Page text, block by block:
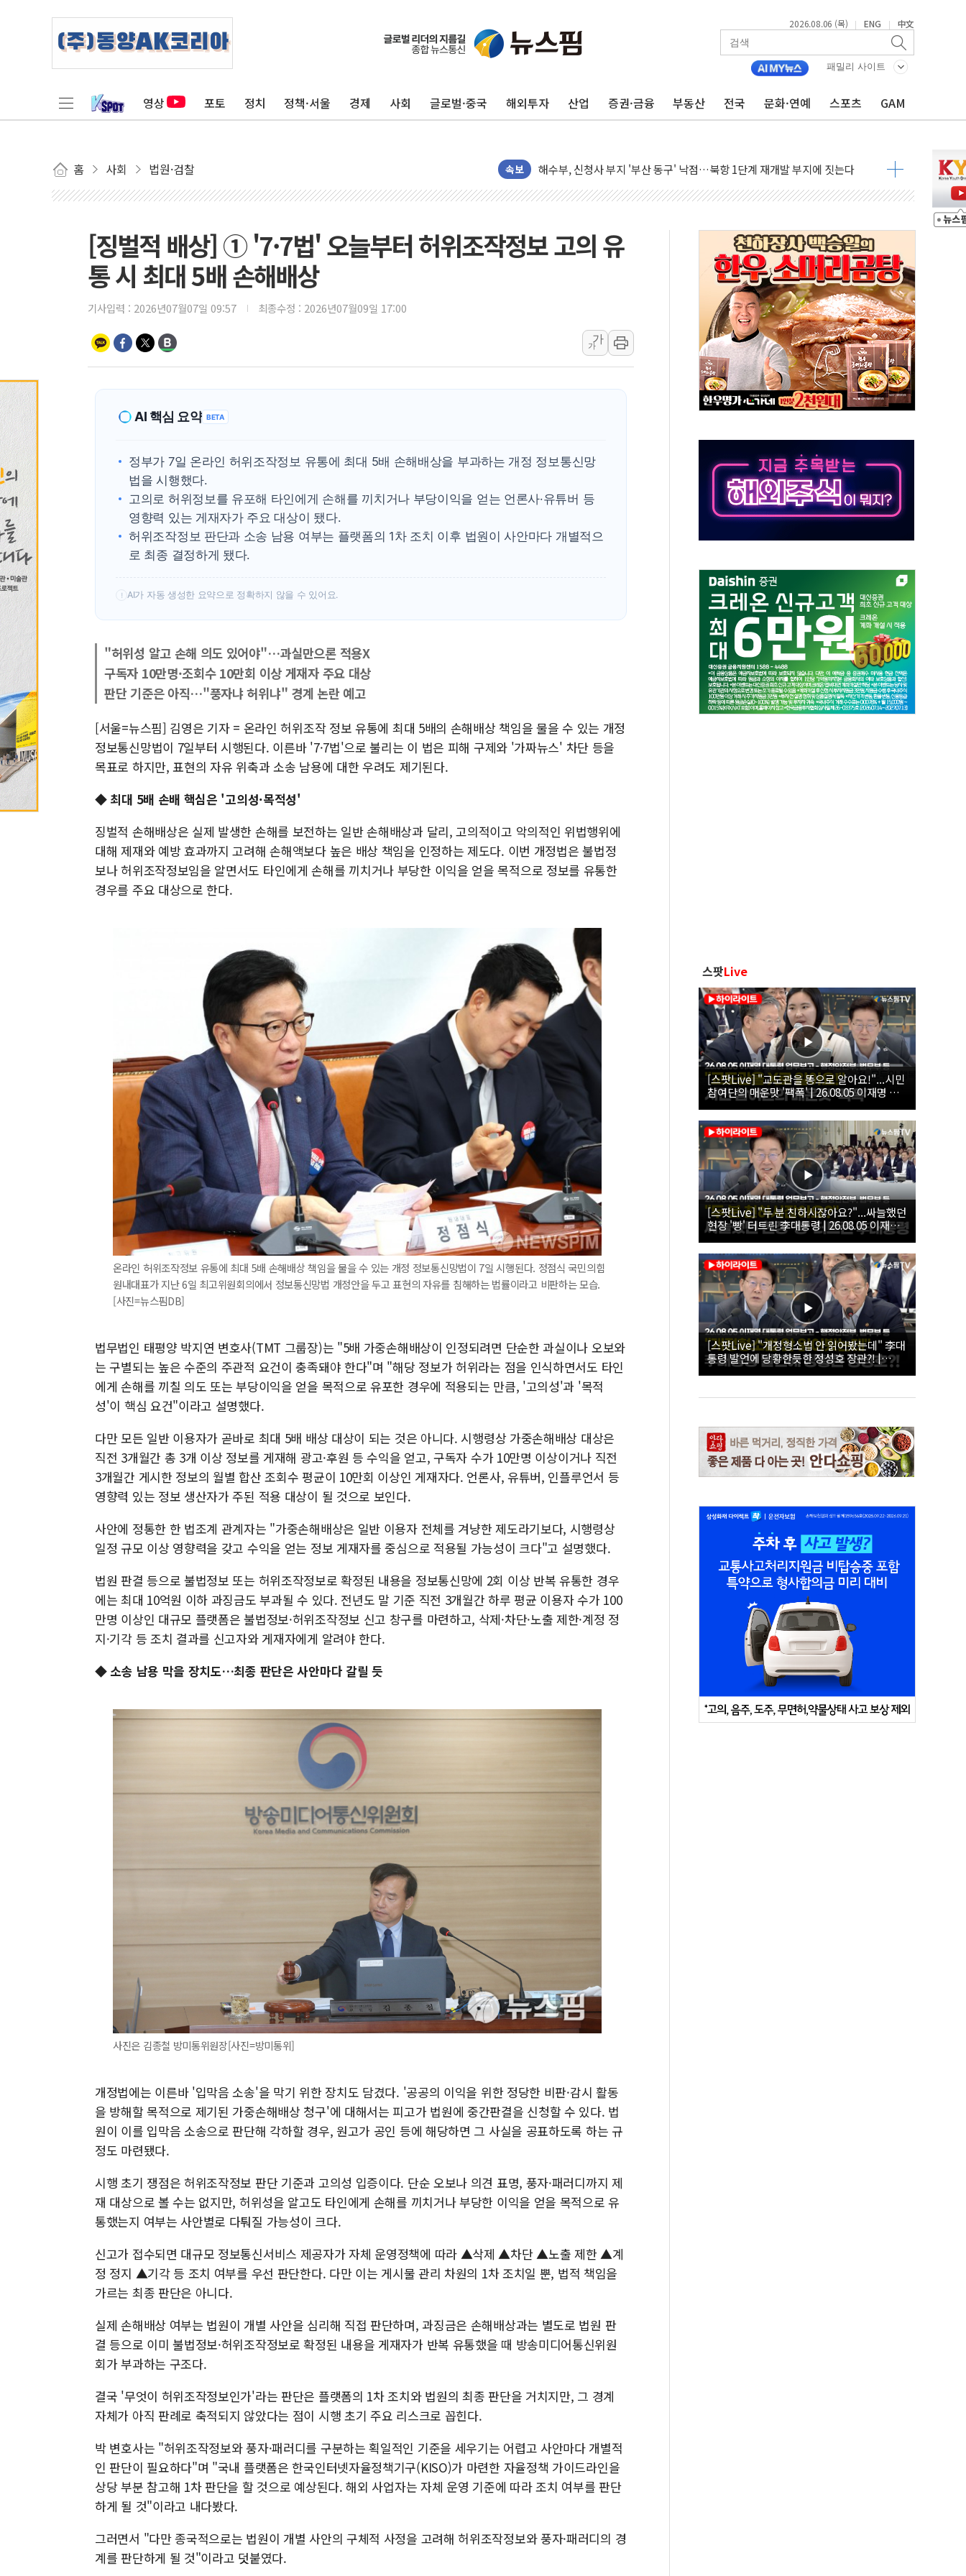
2026.08.06 (목) | ENG | 中文
패밀리 사이트
영상 포토 정치 정책·서울 경제 사회 글로벌·중국 해외투자 산업 증권·금융 부동산 전국 문화·연예 스포츠 GAM
홈 사회 법원·검찰 속보
이문아이파크자이 보류지 14가구 나왔다…'국평' 17억원대
샌디스크 매출 전망 기대 못미쳐... 시간외 거래에서 8% 하락
원희룡, 종합특검 2차 출석…"특검 위법에 단호히 대처할 것"
스타벅스, 장애인 치료비 1억 기부
디엑스앤브이엑스, 남미 공공기관과 KRNA 계약
밸류업 공시 747곳 돌파…상장사 시총 84.6% 참여
피알지에스앤텍, '스케일업 팁스 정책 지정형' 과제 선정
토스증권, 누적 가입자 수 1000만 명 돌파
바이오포트, 필리핀 S&R 멤버십쇼핑에 K-뷰티 공급
파인테크닉스, '넥센타이어 창녕공장 LED 조명 에너지 효율화 사업' 공급계약
신한투자증권, 고객 투자비용 절감 정책 확대
라온시큐어, 정부 블록체인 특성화 대학 지원사업 수행기업 선정
대신증권, 네이버웹툰과 크레온 신규 고객 대상 이벤트 실시
이억원 금융위원장 '단일종목 레버리지 ETF' 관련 피고발
이지스자산운용, 옛 분당 롯데백화점 '복합 랜드마크'로 재조성
[징벌적 배상] ① '7·7법' 오늘부터 허위조작정보 고의 유
통 시 최대 5배 손해배상
기사입력 : 2026년07월07일 09:57 최종수정 : 2026년07월09일 17:00
가
가
AI 핵심 요약 BETA
정부가 7일 온라인 허위조작정보 유통에 최대 5배 손해배상을 부과하는 개정 정보통신망
법을 시행했다.
고의로 허위정보를 유포해 타인에게 손해를 끼치거나 부당이익을 얻는 언론사·유튜버 등
영향력 있는 게재자가 주요 대상이 됐다.
허위조작정보 판단과 소송 남용 여부는 플랫폼의 1차 조치 이후 법원이 사안마다 개별적으
로 최종 결정하게 됐다.
! AI가 자동 생성한 요약으로 정확하지 않을 수 있어요.
"허위성 알고 손해 의도 있어야"…과실만으론 적용X
구독자 10만명·조회수 10만회 이상 게재자 주요 대상
판단 기준은 아직…"풍자냐 허위냐" 경계 논란 예고
[서울=뉴스핌] 김영은 기자 = 온라인 허위조작 정보 유통에 최대 5배의 손해배상 책임을 물을 수 있는 개정
정보통신망법이 7일부터 시행된다. 이른바 '7·7법'으로 불리는 이 법은 피해 구제와 '가짜뉴스' 차단 등을
목표로 하지만, 표현의 자유 위축과 소송 남용에 대한 우려도 제기된다.
◆ 최대 5배 손배 핵심은 '고의성·목적성'
징벌적 손해배상은 실제 발생한 손해를 보전하는 일반 손해배상과 달리, 고의적이고 악의적인 위법행위에
대해 제재와 예방 효과까지 고려해 손해액보다 높은 배상 책임을 인정하는 제도다. 이번 개정법은 불법정
보나 허위조작정보임을 알면서도 타인에게 손해를 끼치거나 부당한 이익을 얻을 목적으로 정보를 유통한
경우를 주요 대상으로 한다.
온라인 허위조작정보 유통에 최대 5배 손해배상 책임을 물을 수 있는 개정 정보통신망법이 7일 시행된다. 정점식 국민의힘
원내대표가 지난 6일 최고위원회의에서 정보통신망법 개정안을 두고 표현의 자유를 침해하는 법률이라고 비판하는 모습.
[사진=뉴스핌DB]
법무법인 태평양 박지연 변호사(TMT 그룹장)는 "5배 가중손해배상이 인정되려면 단순한 과실이나 오보와
는 구별되는 높은 수준의 주관적 요건이 충족돼야 한다"며 "해당 정보가 허위라는 점을 인식하면서도 타인
에게 손해를 끼칠 의도 또는 부당이익을 얻을 목적으로 유포한 경우에 적용되는 만큼, '고의성'과 '목적
성'이 핵심 요건"이라고 설명했다.
다만 모든 일반 이용자가 곧바로 최대 5배 배상 대상이 되는 것은 아니다. 시행령상 가중손해배상 대상은
직전 3개월간 총 3개 이상 정보를 게재해 광고·후원 등 수익을 얻고, 구독자 수가 10만명 이상이거나 직전
3개월간 게시한 정보의 월별 합산 조회수 평균이 10만회 이상인 게재자다. 언론사, 유튜버, 인플루언서 등
영향력 있는 정보 생산자가 주된 적용 대상이 될 것으로 보인다.
사안에 정통한 한 법조계 관계자는 "가중손해배상은 일반 이용자 전체를 겨냥한 제도라기보다, 시행령상
일정 규모 이상 영향력을 갖고 수익을 얻는 정보 게재자를 중심으로 적용될 가능성이 크다"고 설명했다.
법원 판결 등으로 불법정보 또는 허위조작정보로 확정된 내용을 정보통신망에 2회 이상 반복 유통한 경우
에는 최대 10억원 이하 과징금도 부과될 수 있다. 전년도 말 기준 직전 3개월간 하루 평균 이용자 수가 100
만명 이상인 대규모 플랫폼은 불법정보·허위조작정보 신고 창구를 마련하고, 삭제·차단·노출 제한·계정 정
지·기각 등 조치 결과를 신고자와 게재자에게 알려야 한다.
◆ 소송 남용 막을 장치도…최종 판단은 사안마다 갈릴 듯
사진은 김종철 방미통위원장[사진=방미통위]
개정법에는 이른바 '입막음 소송'을 막기 위한 장치도 담겼다. '공공의 이익을 위한 정당한 비판·감시 활동
을 방해할 목적으로 제기된 가중손해배상 청구'에 대해서는 피고가 법원에 중간판결을 신청할 수 있다. 법
원이 이를 입막음 소송으로 판단해 각하할 경우, 원고가 공인 등에 해당하면 그 사실을 공표하도록 하는 규
정도 마련됐다.
시행 초기 쟁점은 허위조작정보 판단 기준과 고의성 입증이다. 단순 오보나 의견 표명, 풍자·패러디까지 제
재 대상으로 볼 수는 없지만, 허위성을 알고도 타인에게 손해를 끼치거나 부당한 이익을 얻을 목적으로 유
통했는지 여부는 사안별로 다퉈질 가능성이 크다.
신고가 접수되면 대규모 정보통신서비스 제공자가 자체 운영정책에 따라 ▲삭제 ▲차단 ▲노출 제한 ▲계
정 정지 ▲기각 등 조치 여부를 우선 판단한다. 다만 이는 게시물 관리 차원의 1차 조치일 뿐, 법적 책임을
가르는 최종 판단은 아니다.
실제 손해배상 여부는 법원이 개별 사안을 심리해 직접 판단하며, 과징금은 손해배상과는 별도로 법원 판
결 등으로 이미 불법정보·허위조작정보로 확정된 내용을 게재자가 반복 유통했을 때 방송미디어통신위원
회가 부과하는 구조다.
결국 '무엇이 허위조작정보인가'라는 판단은 플랫폼의 1차 조치와 법원의 최종 판단을 거치지만, 그 경계
자체가 아직 판례로 축적되지 않았다는 점이 시행 초기 주요 리스크로 꼽힌다.
박 변호사는 "허위조작정보와 풍자·패러디를 구분하는 획일적인 기준을 세우기는 어렵고 사안마다 개별적
인 판단이 필요하다"며 "국내 플랫폼은 한국인터넷자율정책기구(KISO)가 마련한 자율정책 가이드라인을
상당 부분 참고해 1차 판단을 할 것으로 예상된다. 해외 사업자는 자체 운영 기준에 따라 조치 여부를 판단
하게 될 것"이라고 내다봤다.
그러면서 "다만 종국적으로는 법원이 개별 사안의 구체적 사정을 고려해 허위조작정보와 풍자·패러디의 경
계를 판단하게 될 것"이라고 덧붙였다.
스팟Live
[스팟Live] "교도관을 똥으로 알아요!"...시민
참여단의 매운맛 '팩폭' | 26.08.05 이재명 대
통령 업무보고 - 행정안전부, 법무부, 국무조
정실, 법제처, 인사혁신처
[스팟Live] "두 분 친하시잖아요?"...싸늘했던
현장 '빵' 터트린 李대통령 | 26.08.05 이재명
대통령 업무보고 - 행정안전부, 법무부 등
[스팟Live] "개정형소법 안 읽어봤는데" 李대
통령 발언에 당황한듯한 정성호 장관?! |
26.08.05 이재명 대통령 업무보고 - 행정안전